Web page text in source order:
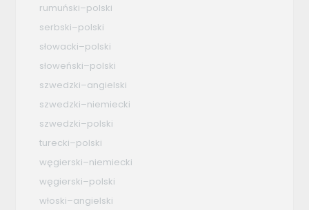
rumuński–polski
serbski–polski
słowacki–polski
słoweński–polski
szwedzki–angielski
szwedzki–niemiecki
szwedzki–polski
turecki–polski
węgierski–niemiecki
węgierski–polski
włoski–angielski